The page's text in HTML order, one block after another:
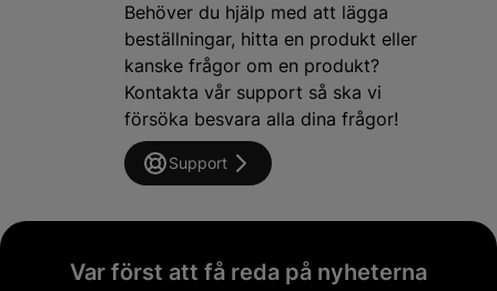
Behöver du hjälp med att lägga
beställningar, hitta en produkt eller
kanske frågor om en produkt?
Kontakta vår support så ska vi
försöka besvara alla dina frågor!
Support
Var först att få reda på nyheterna